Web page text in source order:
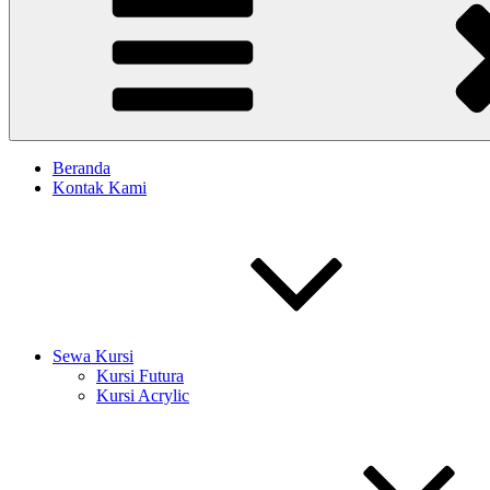
Beranda
Kontak Kami
Sewa Kursi
Kursi Futura
Kursi Acrylic